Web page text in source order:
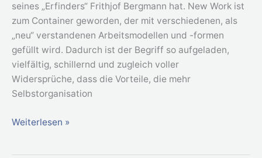
seines „Erfinders“ Frithjof Bergmann hat. New Work ist
zum Container geworden, der mit verschiedenen, als
„neu“ verstandenen Arbeitsmodellen und -formen
gefüllt wird. Dadurch ist der Begriff so aufgeladen,
vielfältig, schillernd und zugleich voller
Widersprüche, dass die Vorteile, die mehr
Selbstorganisation
Weiterlesen »